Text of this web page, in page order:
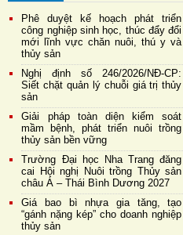
Phê duyệt kế hoạch phát triển
công nghiệp sinh học, thúc đẩy đổi
mới lĩnh vực chăn nuôi, thú y và
thủy sản
Nghị định số 246/2026/NĐ-CP:
Siết chặt quản lý chuỗi giá trị thủy
sản
Giải pháp toàn diện kiểm soát
mầm bệnh, phát triển nuôi trồng
thủy sản bền vững
Trường Đại học Nha Trang đăng
cai Hội nghị Nuôi trồng Thủy sản
châu Á – Thái Bình Dương 2027
Giá bao bì nhựa gia tăng, tạo
“gánh nặng kép” cho doanh nghiệp
thủy sản